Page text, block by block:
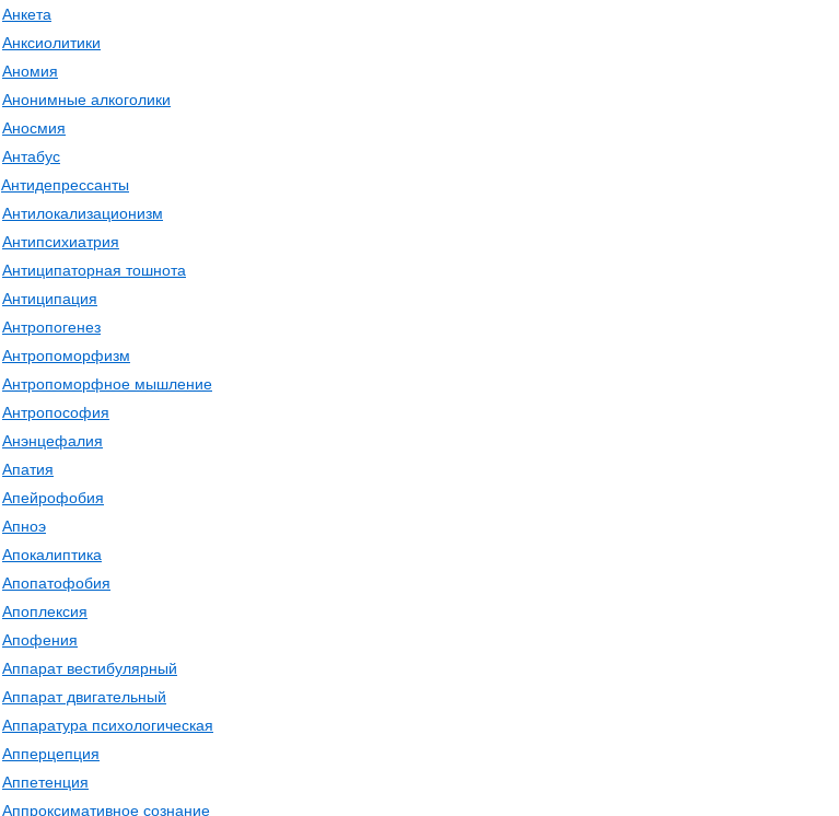
Анкета
Анксиолитики
Аномия
Анонимные алкоголики
Аносмия
Антабус
Антидепрессанты
Антилокализационизм
Антипсихиатрия
Антиципаторная тошнота
Антиципация
Антропогенез
Антропоморфизм
Антропоморфное мышление
Антропософия
Анэнцефалия
Апатия
Апейрофобия
Апноэ
Апокалиптика
Апопатофобия
Апоплексия
Апофения
Аппарат вестибулярный
Аппарат двигательный
Аппаратура психологическая
Апперцепция
Аппетенция
Аппроксимативное сознание